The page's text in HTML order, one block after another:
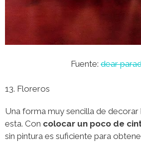
Fuente: dear
13. Floreros
Una forma muy sencilla de
esta. Con colocar un poco de
sin pintura es suficiente para